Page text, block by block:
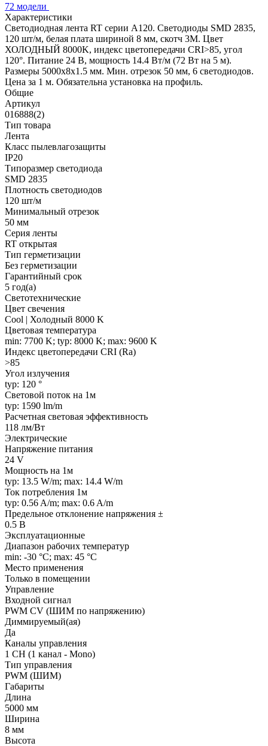
72 модели
Характеристики
Светодиодная лента RT серии A120. Светодиоды SMD 2835,
120 шт/м, белая плата шириной 8 мм, скотч 3M. Цвет
ХОЛОДНЫЙ 8000K, индекс цветопередачи CRI>85, угол
120°. Питание 24 В, мощность 14.4 Вт/м (72 Вт на 5 м).
Размеры 5000x8x1.5 мм. Мин. отрезок 50 мм, 6 светодиодов.
Цена за 1 м. Обязательна установка на профиль.
Общие
Артикул
016888(2)
Тип товара
Лента
Класс пылевлагозащиты
IP20
Типоразмер светодиода
SMD 2835
Плотность светодиодов
120 шт/м
Минимальный отрезок
50 мм
Серия ленты
RT открытая
Тип герметизации
Без герметизации
Гарантийный срок
5 год(а)
Светотехнические
Цвет свечения
Cool | Холодный 8000 K
Цветовая температура
min: 7700 K; typ: 8000 K; max: 9600 K
Индекс цветопередачи CRI (Ra)
>85
Угол излучения
typ: 120 °
Световой поток на 1м
typ: 1590 lm/m
Расчетная световая эффективность
118 лм/Вт
Электрические
Напряжение питания
24 V
Мощность на 1м
typ: 13.5 W/m; max: 14.4 W/m
Ток потребления 1м
typ: 0.56 A/m; max: 0.6 A/m
Предельное отклонение напряжения ±
0.5 В
Эксплуатационные
Диапазон рабочих температур
min: -30 °C; max: 45 °C
Место применения
Только в помещении
Управление
Входной сигнал
PWM СV (ШИМ по напряжению)
Диммируемый(ая)
Да
Каналы управления
1 CH (1 канал - Mono)
Тип управления
PWM (ШИМ)
Габариты
Длина
5000 мм
Ширина
8 мм
Высота